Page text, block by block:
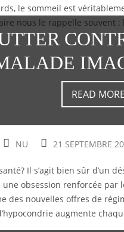
le sommeil est
nous le rappelle souvent
READ
NU 21 SEPTEMBRE
Il s’agit bien sûr d’un
obsession renforcée
des nouvelles offres de
augmente